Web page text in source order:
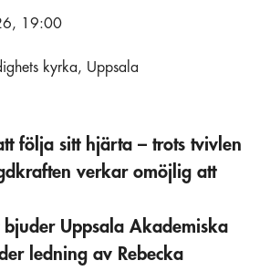
19:00
kyrka, Uppsala
följa sitt hjärta – trots tvivlen
verkar omöjlig att
bjuder Uppsala Akademiska
ledning av Rebecka